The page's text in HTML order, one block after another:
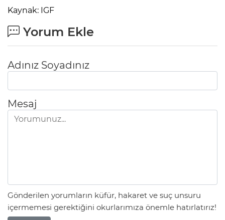
Kaynak: IGF
Yorum Ekle
Adınız Soyadınız
Mesaj
Gönderilen yorumların küfür, hakaret ve suç unsuru
içermemesi gerektiğini okurlarımıza önemle hatırlatırız!